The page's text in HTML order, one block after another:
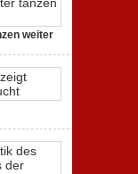
weiter